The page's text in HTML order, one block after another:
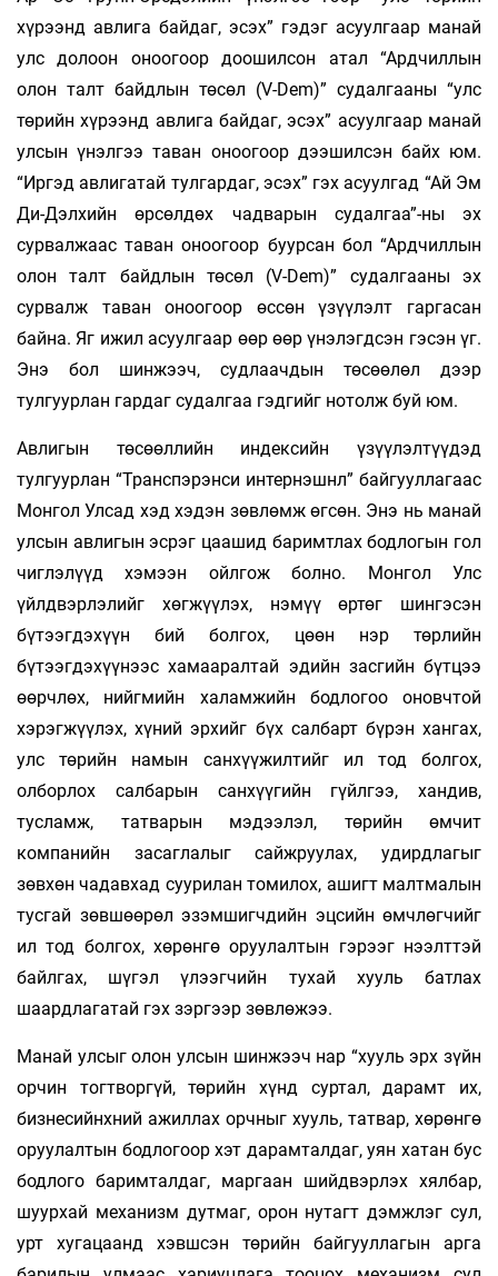
хүрээнд авлига байдаг, эсэх” гэдэг асуулгаар манай
улс долоон оноогоор доошилсон атал “Ардчиллын
олон талт байдлын төсөл (V-Dem)” судалгааны “улс
төрийн хүрээнд авлига байдаг, эсэх” асуулгаар манай
улсын үнэлгээ таван оноогоор дээшилсэн байх юм.
“Иргэд авлигатай тулгардаг, эсэх” гэх асуулгад “Ай Эм
Ди-Дэлхийн өрсөлдөх чадварын судалгаа”-ны эх
сурвалжаас таван оноогоор буурсан бол “Ардчиллын
олон талт байдлын төсөл (V-Dem)” судалгааны эх
сурвалж таван оноогоор өссөн үзүүлэлт гаргасан
байна. Яг ижил асуулгаар өөр өөр үнэлэгдсэн гэсэн үг.
Энэ бол шинжээч, судлаачдын төсөөлөл дээр
тулгуурлан гардаг судалгаа гэдгийг нотолж буй юм.
Авлигын төсөөллийн индексийн үзүүлэлтүүдэд
тулгуурлан “Транспэрэнси интернэшнл” байгууллагаас
Монгол Улсад хэд хэдэн зөвлөмж өгсөн. Энэ нь манай
улсын авлигын эсрэг цаашид баримтлах бодлогын гол
чиглэлүүд хэмээн ойлгож болно. Монгол Улс
үйлдвэрлэлийг хөгжүүлэх, нэмүү өртөг шингэсэн
бүтээгдэхүүн бий болгох, цөөн нэр төрлийн
бүтээгдэхүүнээс хамааралтай эдийн засгийн бүтцээ
өөрчлөх, нийгмийн халамжийн бодлогоо оновчтой
хэрэгжүүлэх, хүний эрхийг бүх салбарт бүрэн хангах,
улс төрийн намын санхүүжилтийг ил тод болгох,
олборлох салбарын санхүүгийн гүйлгээ, хандив,
тусламж, татварын мэдээлэл, төрийн өмчит
компанийн засаглалыг сайжруулах, удирдлагыг
зөвхөн чадавхад суурилан томилох, ашигт малтмалын
тусгай зөвшөөрөл эзэмшигчдийн эцсийн өмчлөгчийг
ил тод болгох, хөрөнгө оруулалтын гэрээг нээлттэй
байлгах, шүгэл үлээгчийн тухай хууль батлах
шаардлагатай гэх зэргээр зөвлөжээ.
Манай улсыг олон улсын шинжээч нар “хууль эрх зүйн
орчин тогтворгүй, төрийн хүнд суртал, дарамт их,
бизнесийнхний ажиллах орчныг хууль, татвар, хөрөнгө
оруулалтын бодлогоор хэт дарамталдаг, уян хатан бус
бодлого баримталдаг, маргаан шийдвэрлэх хялбар,
шуурхай механизм дутмаг, орон нутагт дэмжлэг сул,
урт хугацаанд хэвшсэн төрийн байгууллагын арга